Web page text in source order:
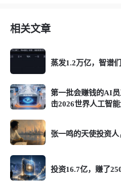
相关文章
蒸发1.2万亿，智谱
第一批会赚钱的AI
击2026世界人工智
张一鸣的天使投资
投资16.7亿，赚了